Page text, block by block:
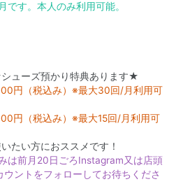
す。本人のみ利用可能。
ューズ預かり特典あります★
円（税込み）※最大30回/月利用可
円（税込み）※最大15回/月利用可
たい方におススメです！
は前月20日ごろInstagram又は店頭
ントをフォローしてお待ちくださ